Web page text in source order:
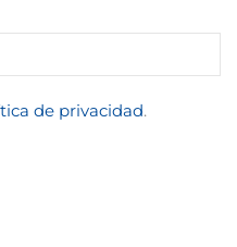
de privacidad.